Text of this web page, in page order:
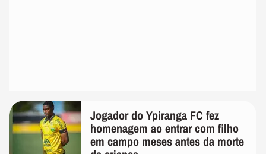
Jogador do Ypiranga FC fez
homenagem ao entrar com filho
em campo meses antes da morte